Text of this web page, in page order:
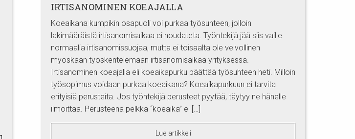
IRTISANOMINEN KOEAJALLA
Koeaikana kumpikin osapuoli voi purkaa työsuhteen, jolloin
lakimääräistä irtisanomisaikaa ei noudateta. Työntekijä jää siis vaille
normaalia irtisanomissuojaa, mutta ei toisaalta ole velvollinen
myöskään työskentelemään irtisanomisaikaa yrityksessä.
Irtisanominen koeajalla eli koeaikapurku päättää työsuhteen heti. Milloin
työsopimus voidaan purkaa koeaikana? Koeaikapurkuun ei tarvita
erityisiä perusteita. Jos työntekijä perusteet pyytää, täytyy ne hänelle
ilmoittaa. Perusteena pelkkä “koeaika” ei […]
Lue artikkeli